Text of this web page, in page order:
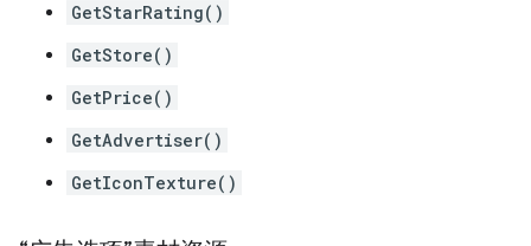
GetStarRating()
GetStore()
GetPrice()
GetAdvertiser()
GetIconTexture()